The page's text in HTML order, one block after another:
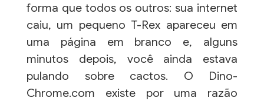
forma que todos os outros: sua internet
caiu, um pequeno T-Rex apareceu em
uma página em branco e, alguns
minutos depois, você ainda estava
pulando sobre cactos. O Dino-
Chrome.com existe por uma razão